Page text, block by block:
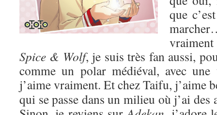
que
Spice & Wolf, je suis très fan aussi,
comme un polar médiéval, avec une
j’aime vraiment. Et chez Taifu, j’aime
qui se passe dans un milieu où j’ai